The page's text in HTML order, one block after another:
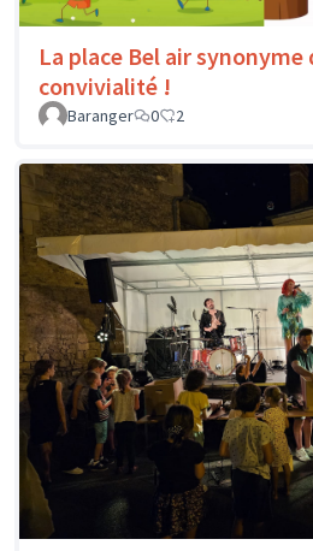
La place Bel air synonyme
convivialité !
Baranger
0 2